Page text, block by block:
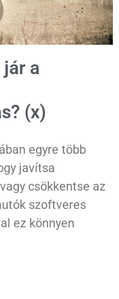
a
(x)
egyre több
javítsa
csökkentse az
szoftveres
ez könnyen